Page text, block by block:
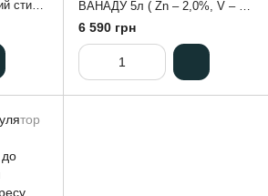
6 590 грн